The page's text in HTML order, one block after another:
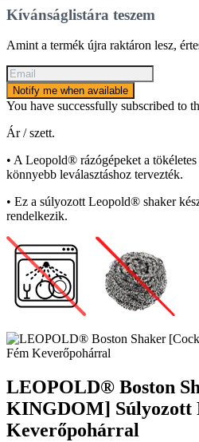
Kívánságlistára teszem
Amint a termék újra raktáron lesz,
Notify me when available
You have successfully subscribed to
Ár / szett.
• A Leopold® rázógépeket a tökéletes
könnyebb leválasztáshoz tervezték.
• Ez a súlyozott Leopold® shaker
rendelkezik.
LEOPOLD® Boston
KINGDOM] Súlyozott
Keverőpohárral